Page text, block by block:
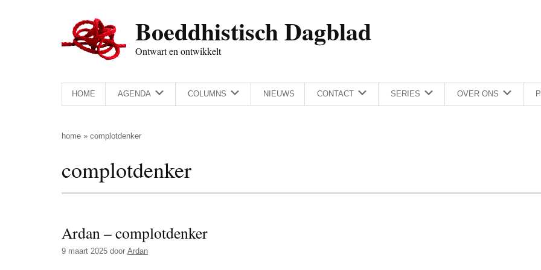
Boeddhistisch Dagblad
Ontwart en ontwikkelt
HOME AGENDA COLUMNS NIEUWS CONTACT SERIES OVER ONS
home » complotdenker
complotdenker
Ardan – complotdenker
9 maart 2025 door Ardan